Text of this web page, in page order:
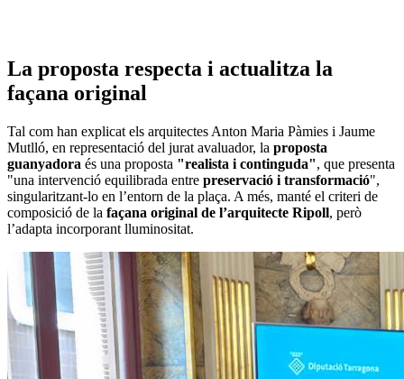
La proposta respecta i actualitza la
façana original
Tal com han explicat els arquitectes Anton Maria Pàmies i Jaume
Mutlló, en representació del jurat avaluador, la proposta
guanyadora és una proposta "realista i continguda", que presenta
"una intervenció equilibrada entre preservació i transformació",
singularitzant-lo en l’entorn de la plaça. A més, manté el criteri de
composició de la façana original de l’arquitecte Ripoll, però
l’adapta incorporant lluminositat.